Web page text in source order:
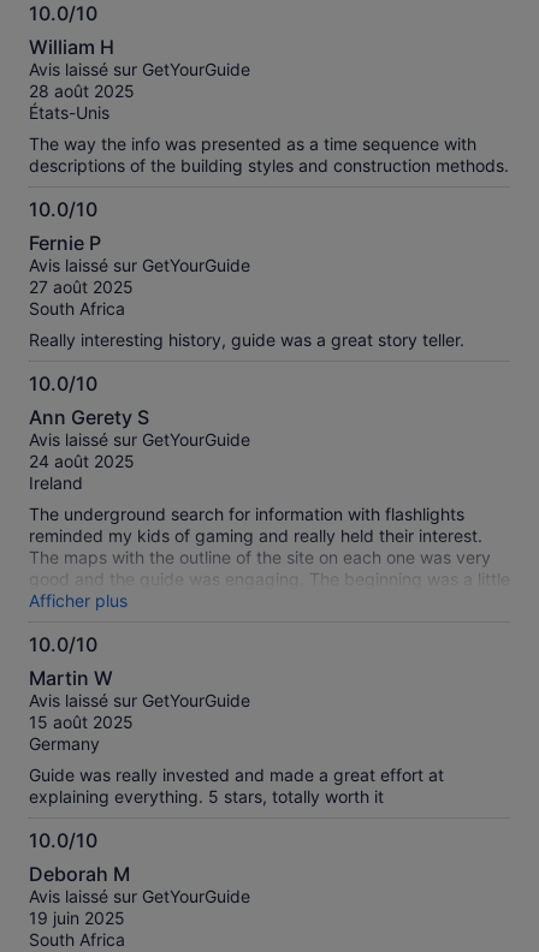
10.0/10
10.0
sur
10
William H
Avis laissé sur GetYourGuide
28 août 2025
États-Unis
The way the info was presented as a time sequence with
descriptions of the building styles and construction methods.
10.0/10
10.0
sur
10
Fernie P
Avis laissé sur GetYourGuide
27 août 2025
South Africa
Really interesting history, guide was a great story teller.
10.0/10
10.0
sur
10
Ann Gerety S
Avis laissé sur GetYourGuide
24 août 2025
Ireland
The underground search for information with flashlights
reminded my kids of gaming and really held their interest.
The maps with the outline of the site on each one was very
good and the guide was engaging. The beginning was a little
shaky - thought it was just the two rooms at first. overall a
great experience. one of the highlights of our visit to The
Netherlands.
Afficher plus
10.0/10
10.0
sur
10
Martin W
Avis laissé sur GetYourGuide
15 août 2025
Germany
Guide was really invested and made a great effort at
explaining everything. 5 stars, totally worth it
10.0/10
10.0
sur
10
Deborah M
Avis laissé sur GetYourGuide
19 juin 2025
South Africa